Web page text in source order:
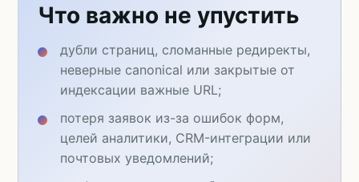
Что важно не упустить
дубли страниц, сломанные редиректы,
неверные canonical или закрытые от
индексации важные URL;
потеря заявок из-за ошибок форм,
целей аналитики, CRM-интеграции или
почтовых уведомлений;